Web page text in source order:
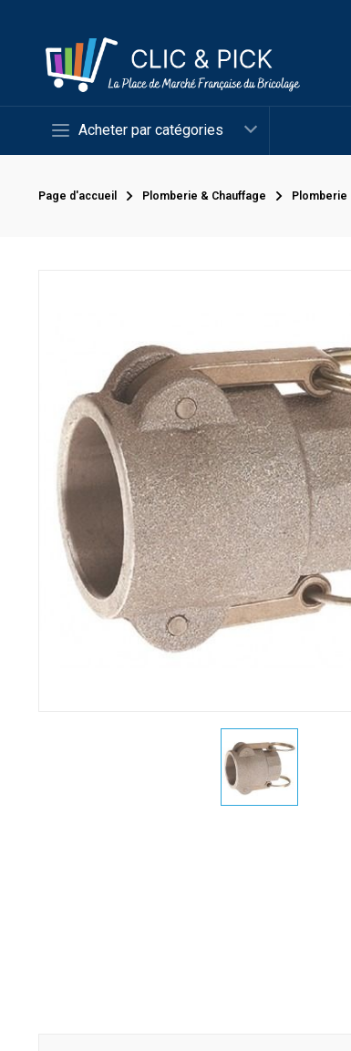
Acheter par catégories
Page d'accueil Plomberie & Chauffage Plomberie